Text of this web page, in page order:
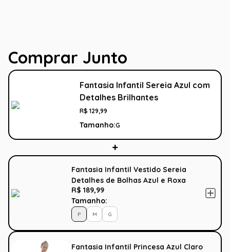
Comprar Junto
Fantasia Infantil Sereia Azul com
Detalhes Brilhantes
R$ 129,99
Tamanho:G
Fantasia Infantil Vestido Sereia
Detalhes de Bolhas Azul e Roxa
R$ 189,99
Tamanho:
P M G
Fantasia Infantil Princesa Azul Claro